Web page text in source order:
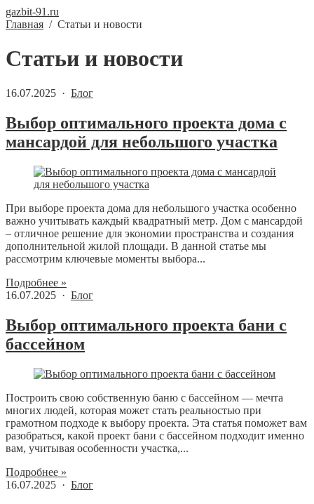
gazbit-91.ru
Главная / Статьи и новости
Статьи и новости
16.07.2025 · Блог
Выбор оптимального проекта дома с
мансардой для небольшого участка
При выборе проекта дома для небольшого участка особенно
важно учитывать каждый квадратный метр. Дом с мансардой
– отличное решение для экономии пространства и создания
дополнительной жилой площади. В данной статье мы
рассмотрим ключевые моменты выбора...
Подробнее »
16.07.2025 · Блог
Выбор оптимального проекта бани с
бассейном
Построить свою собственную баню с бассейном — мечта
многих людей, которая может стать реальностью при
грамотном подходе к выбору проекта. Эта статья поможет вам
разобраться, какой проект бани с бассейном подходит именно
вам, учитывая особенности участка,...
Подробнее »
16.07.2025 · Блог